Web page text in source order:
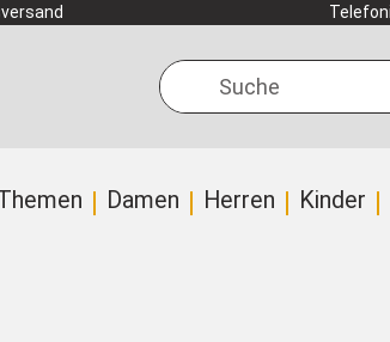
Suche
Damen Herren Kinder